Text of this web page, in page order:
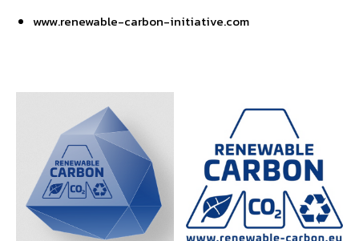
www.renewable-carbon-initiative.com